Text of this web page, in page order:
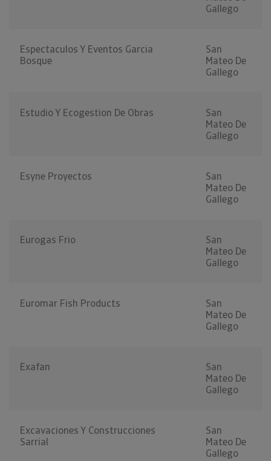
Gallego
Espectaculos Y Eventos Garcia
Bosque
San
Mateo De
Gallego
Estudio Y Ecogestion De Obras
San
Mateo De
Gallego
Esyne Proyectos
San
Mateo De
Gallego
Eurogas Frio
San
Mateo De
Gallego
Euromar Fish Products
San
Mateo De
Gallego
Exafan
San
Mateo De
Gallego
Excavaciones Y Construcciones
Sarrial
San
Mateo De
Gallego